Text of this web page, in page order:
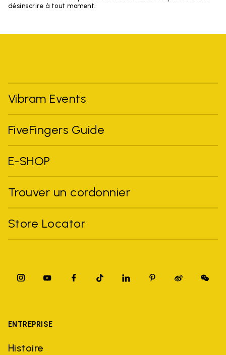
désinscrire à tout moment.
Vibram Events
FiveFingers Guide
E-SHOP
Trouver un cordonnier
Store Locator
ENTREPRISE
Histoire